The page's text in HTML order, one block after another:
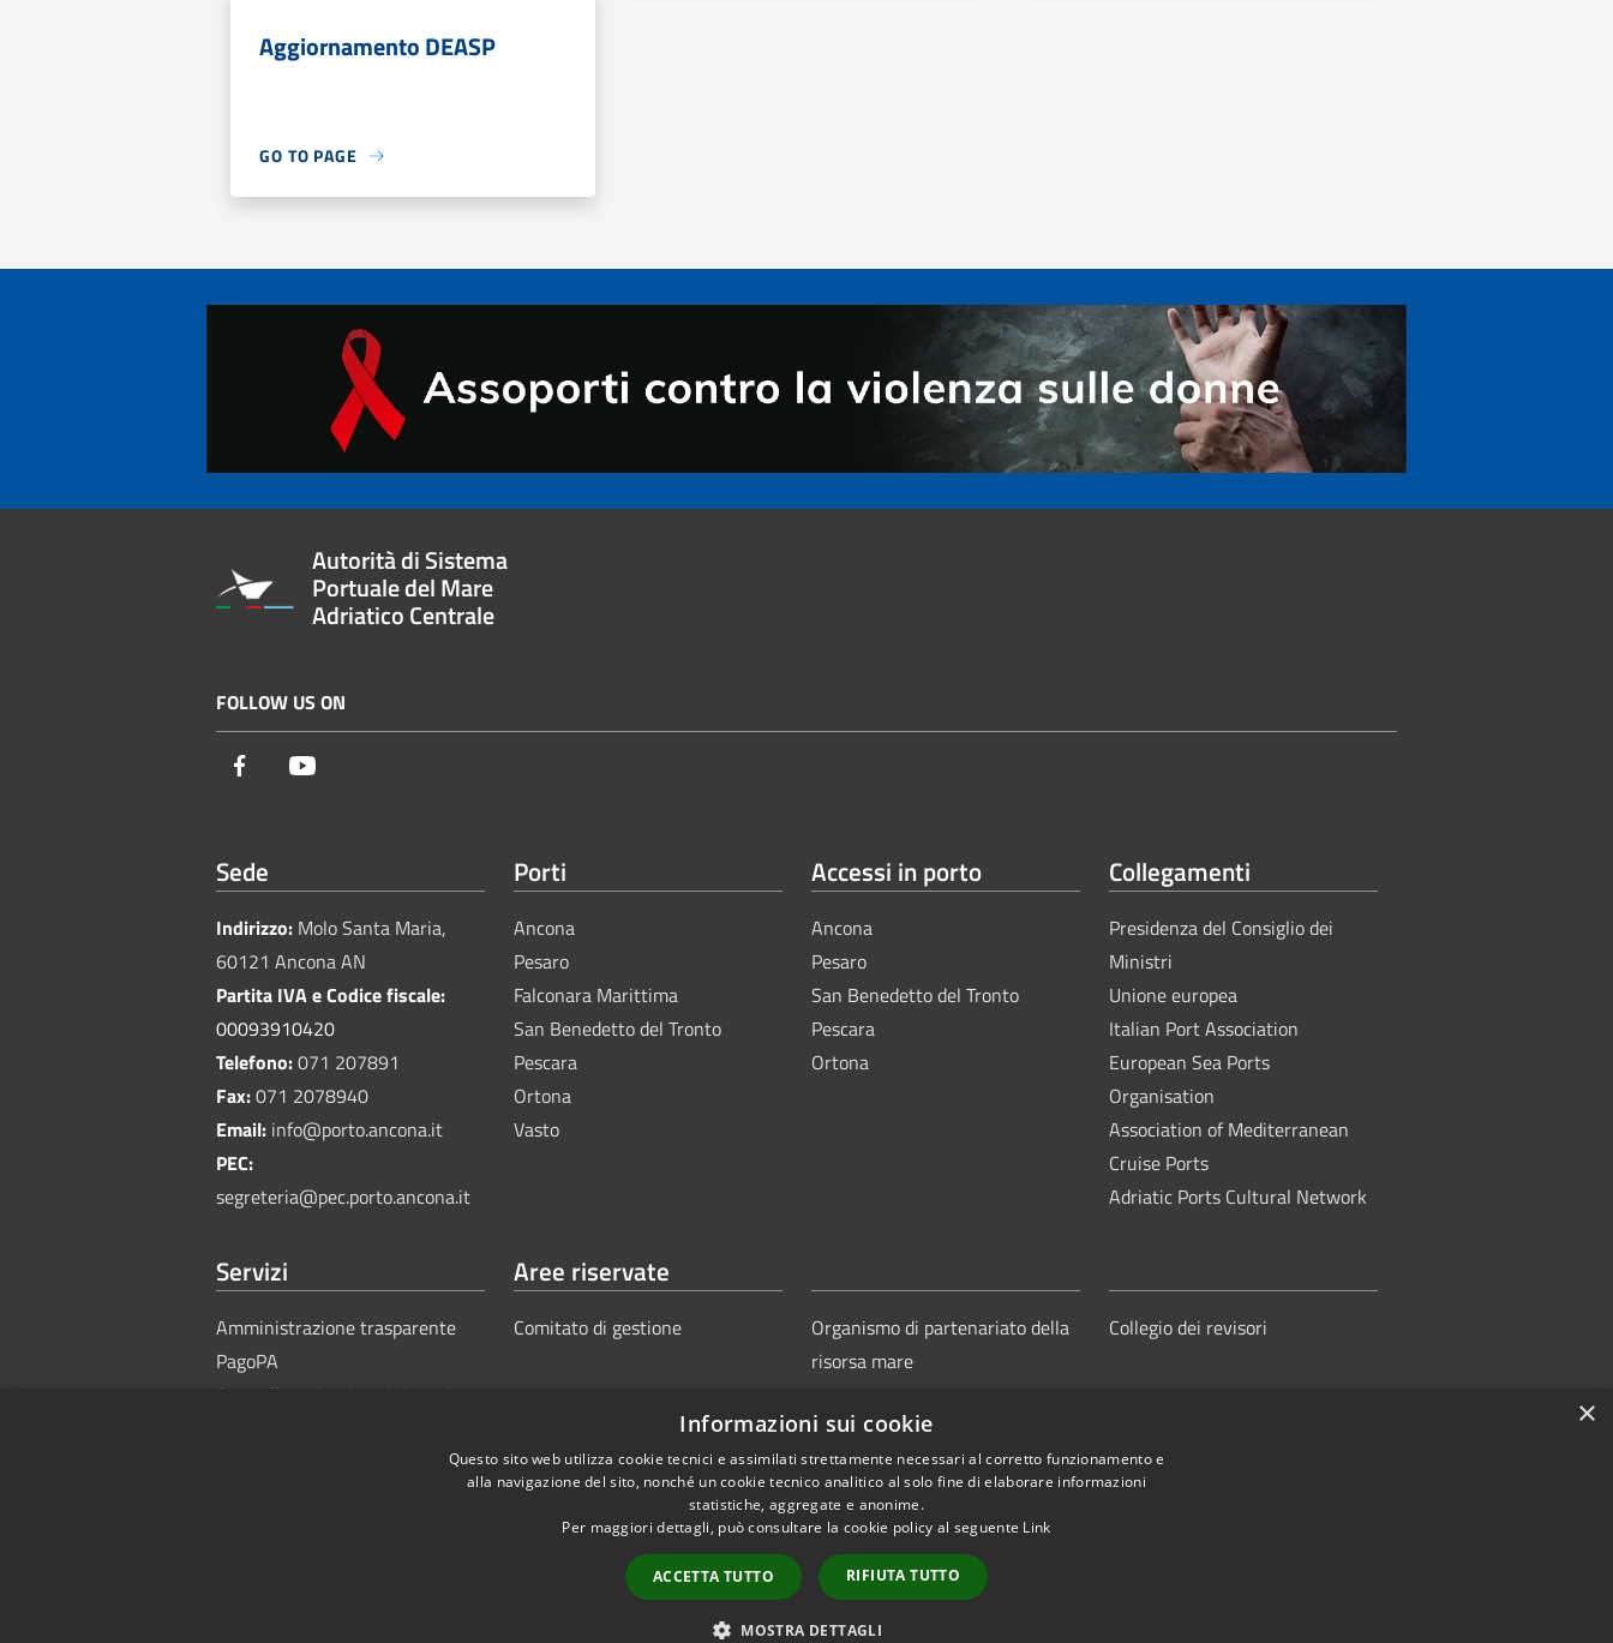
Aggiornamento DEASP
GO TO PAGE
Autorità di Sistema
Portuale del Mare
Adriatico Centrale
FOLLOW US ON
Facebook
Sede
Indirizzo: Molo Santa Maria,
60121 Ancona AN
Partita IVA e Codice fiscale:
00093910420
Telefono:071 207891
Fax:071 2078940
Email: info@porto.ancona.it
PEC:
segreteria@pec.porto.ancona.it
Porti
Ancona
Pesaro
Falconara Marittima
San Benedetto del Tronto
Pescara
Ortona
Vasto
Accessi in porto
Ancona
Pesaro
San Benedetto del Tronto
Pescara
Ortona
Collegamenti
Presidenza del Consiglio dei
Ministri
Unione europea
Italian Port Association
European Sea Ports
Organisation
Association of Mediterranean
Cruise Ports
Adriatic Ports Cultural Network
Servizi
Amministrazione trasparente
PagoPA
Sportello Unico Amministrativo
Aree riservate
Comitato di gestione
Organismo di partenariato della
risorsa mare
Collegio dei revisori
Sitemap Copyright © 2025Autorità di Sistema Portuale del Mare
×
Informazioni sui cookie
Questo sito web utilizza cookie tecnici e assimilati strettamente necessari al corretto funzionamento e
alla navigazione del sito, nonché un cookie tecnico analitico al solo fine di elaborare informazioni
statistiche, aggregate e anonime.
Per maggiori dettagli, può consultare la cookie policy al seguente Link
ACCETTA TUTTO RIFIUTA TUTTO
MOSTRA DETTAGLI